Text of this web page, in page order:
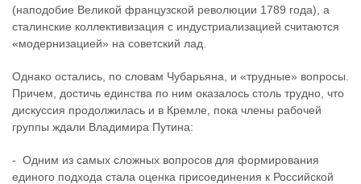
(наподобие Великой французской революции 1789 года), а
сталинские коллективизация с индустриализацией считаются
«модернизацией» на советский лад.
Однако остались, по словам Чубарьяна, и «трудные» вопросы.
Причем, достичь единства по ним оказалось столь трудно, что
дискуссия продолжилась и в Кремле, пока члены рабочей
группы ждали Владимира Путина:
- Одним из самых сложных вопросов для формирования
единого подхода стала оценка присоединения к Российской